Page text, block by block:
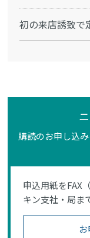
初の来店誘致で
購読のお申し込
申込用紙をFAX
キン支社・局ま